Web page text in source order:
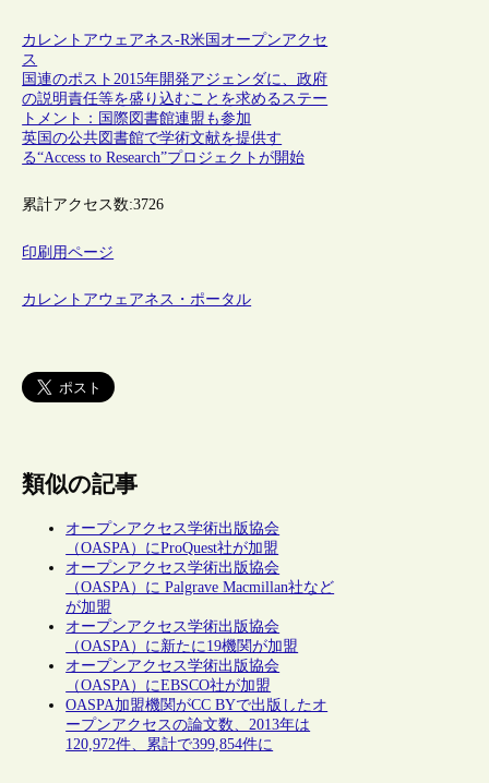
カレントアウェアネス-R米国 オープンアクセ
ス
国連のポスト2015年開発アジェンダに、政府
の説明責任等を盛り込むことを求めるステー
トメント：国際図書館連盟も参加
英国の公共図書館で学術文献を提供す
る“Access to Research”プロジェクトが開始
累計アクセス数:3726
印刷用ページ
カレントアウェアネス・ポータル
類似の記事
オープンアクセス学術出版協会
（OASPA）にProQuest社が加盟
オープンアクセス学術出版協会
（OASPA）に Palgrave Macmillan社など
が加盟
オープンアクセス学術出版協会
（OASPA）に新たに19機関が加盟
オープンアクセス学術出版協会
（OASPA）にEBSCO社が加盟
OASPA加盟機関がCC BYで出版したオ
ープンアクセスの論文数、2013年は
120,972件、累計で399,854件に